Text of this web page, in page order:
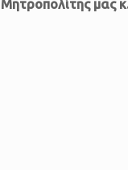
Μητροπολίτης μας